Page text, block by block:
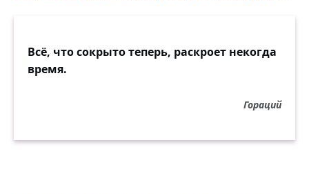
Всё, что сокрыто теперь, раскроет некогда
время.
Гораций